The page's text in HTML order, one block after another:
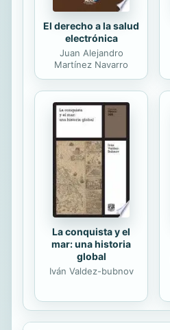
El derecho a la salud
electrónica
Juan Alejandro
Martínez Navarro
La conquista y el
mar: una historia
global
Iván Valdez-bubnov